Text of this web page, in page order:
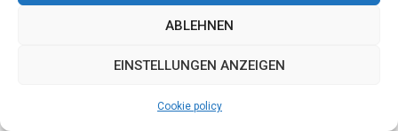
ABLEHNEN
EINSTELLUNGEN ANZEIGEN
Cookie policy
verbessern, sondern auch den Komfort und die Haltbarkeit Ihrer
Sitze erhöhen. Die Auswahl des passenden...